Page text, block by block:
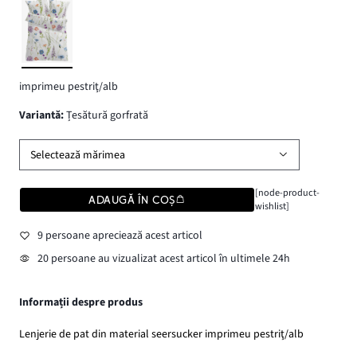
imprimeu pestriţ/alb
variantă:Țesătură gorfrată
Selectează mărimea
ADAUGĂ ÎN COȘ
[node-product-
wishlist]
9 persoane apreciează acest articol
20 persoane au vizualizat acest articol în ultimele 24h
Informații despre produs
Lenjerie de pat din material seersucker imprimeu pestriţ/alb